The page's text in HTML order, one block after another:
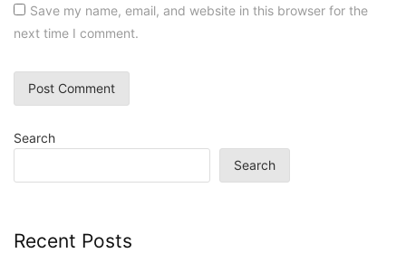
Save my name, email, and website in this browser for the
next time I comment.
Search
Search
Recent Posts